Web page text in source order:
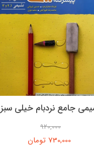
جامع نردبام خیلی سبز
920,000
730,000 تومان